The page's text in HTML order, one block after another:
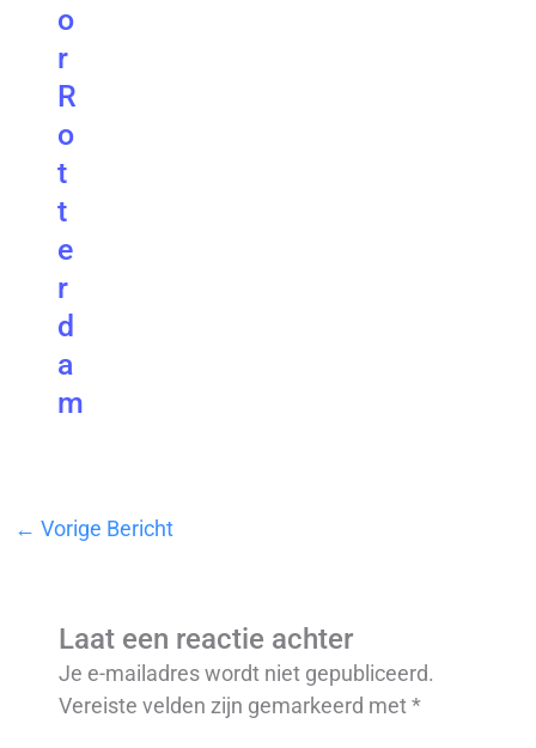
o
r
R
o
t
t
e
r
d
a
m
← Vorige Bericht
Laat een reactie achter
Je e-mailadres wordt niet gepubliceerd.
Vereiste velden zijn gemarkeerd met*